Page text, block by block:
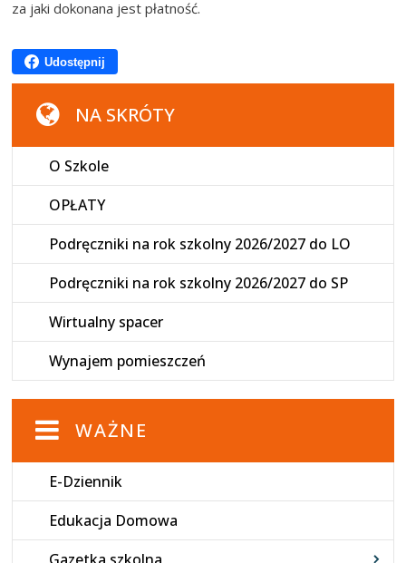
za jaki dokonana jest płatność.
Udostępnij
NA SKRÓTY
O Szkole
OPŁATY
Podręczniki na rok szkolny 2026/2027 do LO
Podręczniki na rok szkolny 2026/2027 do SP
Wirtualny spacer
Wynajem pomieszczeń
WAŻNE
E-Dziennik
Edukacja Domowa